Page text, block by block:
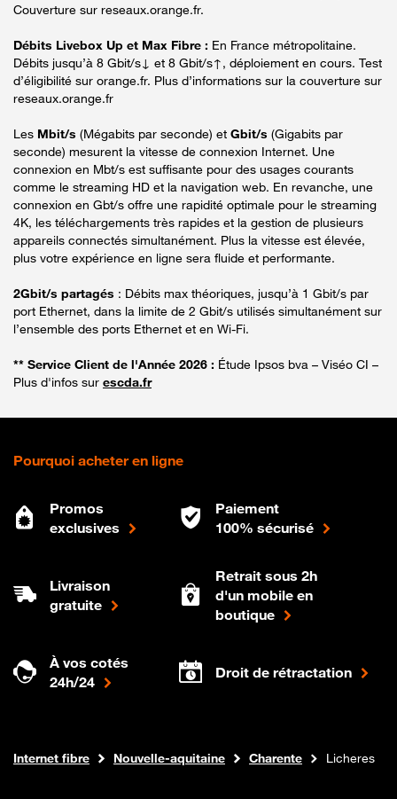
Couverture sur reseaux.orange.fr.
Débits Livebox Up et Max Fibre : En France métropolitaine.
Débits jusqu’à 8 Gbit/s↓ et 8 Gbit/s↑, déploiement en cours. Test
d’éligibilité sur orange.fr. Plus d’informations sur la couverture sur
reseaux.orange.fr
Les Mbit/s (Mégabits par seconde) et Gbit/s (Gigabits par
seconde) mesurent la vitesse de connexion Internet. Une
connexion en Mbt/s est suffisante pour des usages courants
comme le streaming HD et la navigation web. En revanche, une
connexion en Gbt/s offre une rapidité optimale pour le streaming
4K, les téléchargements très rapides et la gestion de plusieurs
appareils connectés simultanément. Plus la vitesse est élevée,
plus votre expérience en ligne sera fluide et performante.
2Gbit/s partagés : Débits max théoriques, jusqu’à 1 Gbit/s par
port Ethernet, dans la limite de 2 Gbit/s utilisés simultanément sur
l’ensemble des ports Ethernet et en Wi-Fi.
** Service Client de l'Année 2026 : Étude Ipsos bva – Viséo CI –
Plus d'infos sur escda.fr
Pourquoi acheter en ligne
Promos
exclusives
Paiement
100% sécurisé
Livraison
gratuite
Retrait sous 2h
d'un mobile en
boutique
À vos cotés
24h/24
Droit de rétractation
Boutique Orange
Internet fibre Nouvelle-aquitaine Charente Licheres